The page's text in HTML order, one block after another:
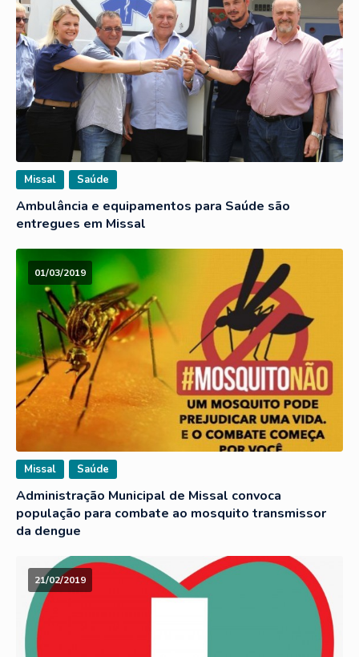
Missal Saúde
Ambulância e equipamentos para Saúde são
entregues em Missal
01/03/2019
Missal Saúde
Administração Municipal de Missal convoca
população para combate ao mosquito transmissor
da dengue
21/02/2019